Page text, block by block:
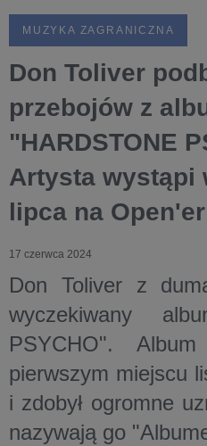
MUZYKA ZAGRANICZNA
Don Toliver
przebojów z
"HARDSTONE
Artysta wystąpi
lipca na
17 czerwca 2024
Don Toliver z
wyczekiwany
PSYCHO". Album
pierwszym miejscu
i zdobył ogromne
nazywają go